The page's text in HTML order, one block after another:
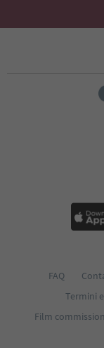
FAQ
Termini
Film commission